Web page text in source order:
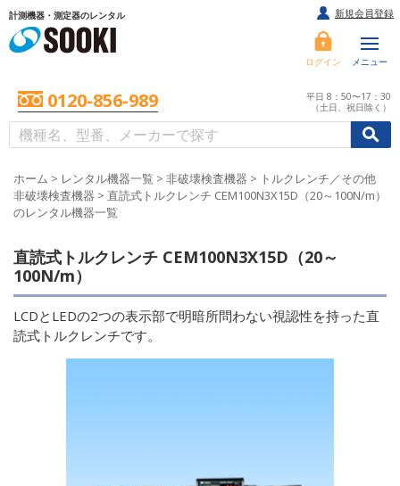
計測機器・測定器のレンタル
ログイン メニュー
0120-856-989
平日 8：50〜17：30
（土日、祝日除く）
//
新規会員登録
ホーム > レンタル機器一覧 > 非破壊検査機器 > トルクレンチ／その他
非破壊検査機器 > 直読式トルクレンチ CEM100N3X15D（20～100N/m）
のレンタル機器一覧
直読式トルクレンチ CEM100N3X15D（20～
100N/m）
LCDとLEDの2つの表示部で明暗所問わない視認性を持った直
読式トルクレンチです。